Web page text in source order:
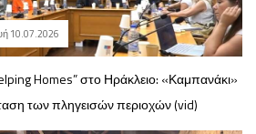
10.07.2026
Homes” στο Ηράκλειο: «Καμπανάκι»
των πληγεισών περιοχών (vid)